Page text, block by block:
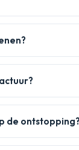
de ontstopping?